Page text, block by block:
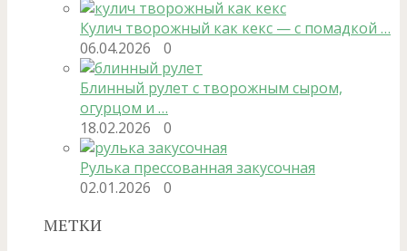
Кулич творожный как кекс — с помадкой …
06.04.2026
0
Блинный рулет с творожным сыром,
огурцом и …
18.02.2026
0
Рулька прессованная закусочная
02.01.2026
0
МЕТКИ